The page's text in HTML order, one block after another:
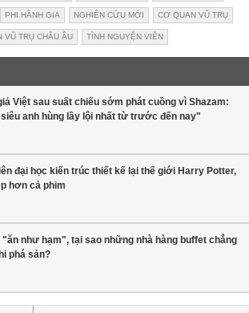
PHI HÀNH GIA NGHIÊN CỨU MỚI CƠ QUAN VŨ TRỤ
VŨ TRỤ CHÂU ÂU TÌNH NGUYỆN VIÊN
Việt sau suất chiếu sớm phát cuồng vì Shazam:
anh hùng lầy lội nhất từ trước đến nay"
đại học kiến trúc thiết kế lại thế giới Harry Potter,
hơn cả phim
"ăn như hạm", tại sao những nhà hàng buffet chẳng
phá sản?